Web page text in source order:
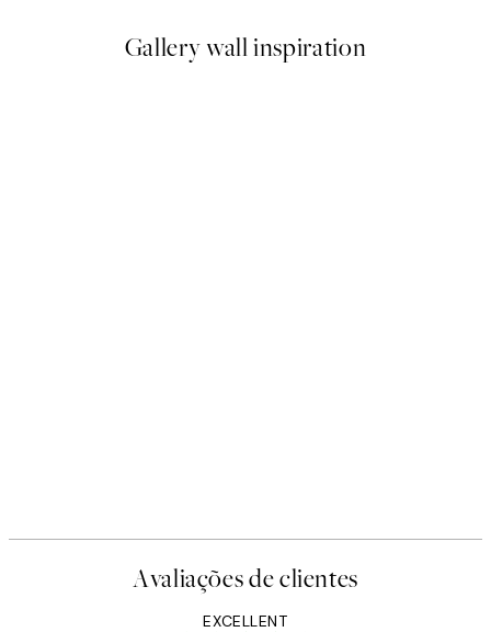
Gallery wall inspiration
Avaliações de clientes
EXCELLENT